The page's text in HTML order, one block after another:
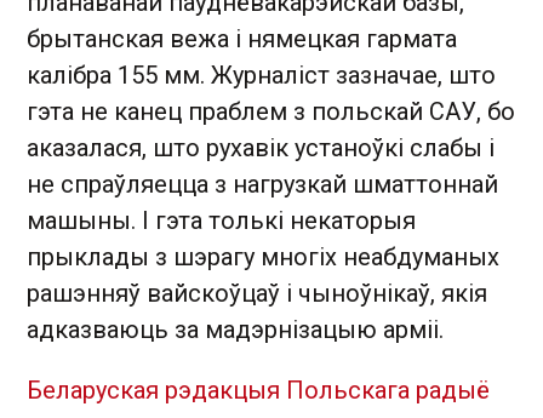
брытанская вежа і нямецкая гармата
калібра 155 мм. Журналіст зазначае, што
гэта не канец праблем з польскай САУ, бо
аказалася, што рухавік устаноўкі слабы і
не спраўляецца з нагрузкай шматтоннай
машыны. І гэта толькі некаторыя
прыклады з шэрагу многіх неабдуманых
рашэнняў вайскоўцаў і чыноўнікаў, якія
адказваюць за мадэрнізацыю арміі.
Беларуская рэдакцыя Польскага радыё